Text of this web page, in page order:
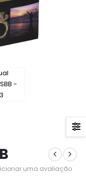
uma avaliação